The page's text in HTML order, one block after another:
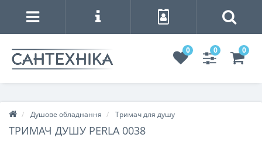
0 0 0
Душове обладнання Тримач для душу
ТРИМАЧ ДУШУ PERLA 0038